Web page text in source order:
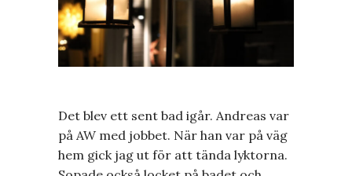
Det blev ett sent bad igår. Andreas var
på AW med jobbet. När han var på väg
hem gick jag ut för att tända lyktorna.